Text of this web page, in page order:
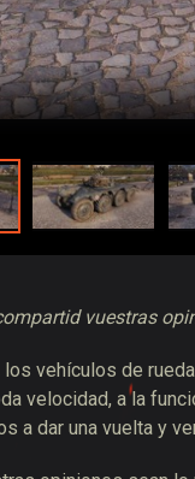
vuestras
los vehículos de
velocidad, ala
a dar una vuelta y